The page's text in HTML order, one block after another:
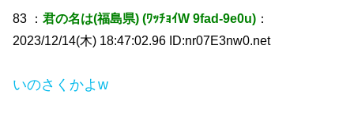
83 ：君の名は(福島県) (ﾜｯﾁｮｲW 9fad-9e0u) ：
2023/12/14(木) 18:47:02.96 ID:nr07E3nw0.net
いのさくかよw